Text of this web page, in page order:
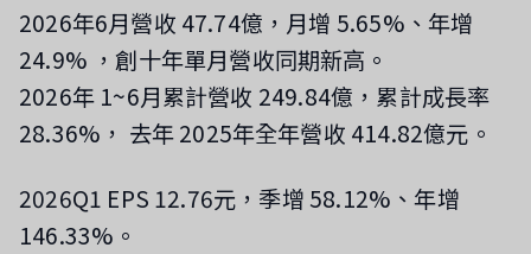
2026年6月營收 47.74億，月增 5.65%、年增
24.9% ，創十年單月營收同期新高 。
2026年 1~6月累計營收 249.84億，累計成長率
28.36%， 去年 2025年全年營收 414.82億元。
2026Q1 EPS 12.76元，季增 58.12%、年增
146.33%。